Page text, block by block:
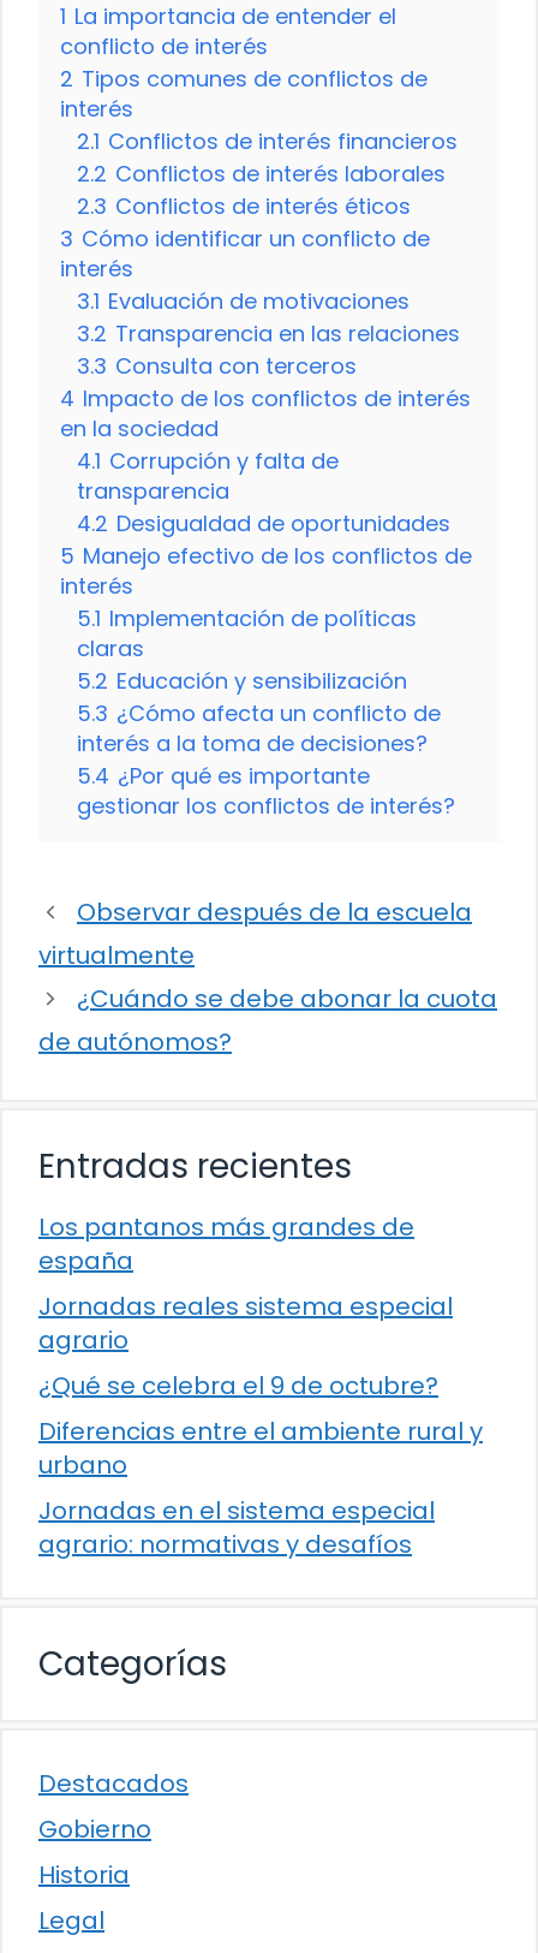
1 La importancia de entender el
conflicto de interés
2 Tipos comunes de conflictos de
interés
2.1 Conflictos de interés financieros
2.2 Conflictos de interés laborales
2.3 Conflictos de interés éticos
3 Cómo identificar un conflicto de
interés
3.1 Evaluación de motivaciones
3.2 Transparencia en las relaciones
3.3 Consulta con terceros
4 Impacto de los conflictos de interés
en la sociedad
4.1 Corrupción y falta de
transparencia
4.2 Desigualdad de oportunidades
5 Manejo efectivo de los conflictos de
interés
5.1 Implementación de políticas
claras
5.2 Educación y sensibilización
5.3 ¿Cómo afecta un conflicto de
interés a la toma de decisiones?
5.4 ¿Por qué es importante
gestionar los conflictos de interés?
Observar después de la escuela
virtualmente
¿Cuándo se debe abonar la cuota
de autónomos?
Entradas recientes
Los pantanos más grandes de
españa
Jornadas reales sistema especial
agrario
¿Qué se celebra el 9 de octubre?
Diferencias entre el ambiente rural y
urbano
Jornadas en el sistema especial
agrario: normativas y desafíos
Categorías
Destacados
Gobierno
Historia
Legal